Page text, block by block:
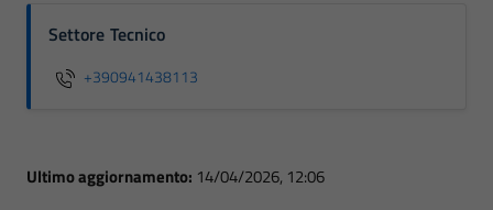
Settore Tecnico
+390941438113
Ultimo aggiornamento: 14/04/2026, 12:06